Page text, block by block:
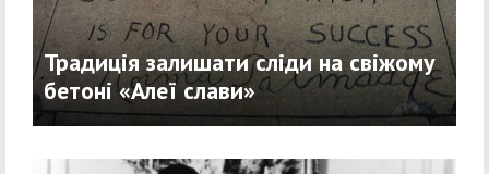
Традиція залишати сліди на свіжому
бетоні «Алеї слави»